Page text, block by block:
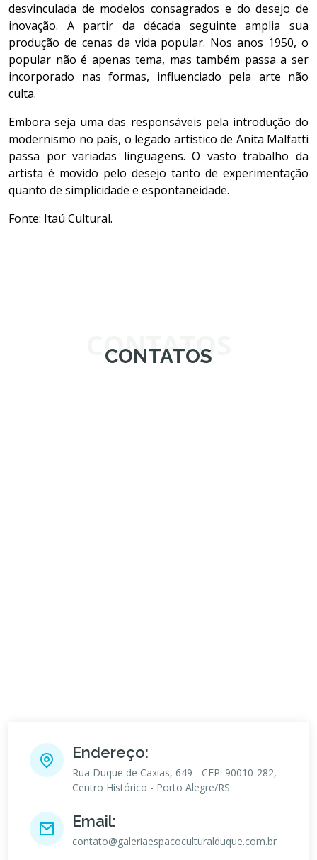
desvinculada de modelos consagrados e do desejo de
inovação. A partir da década seguinte amplia sua
produção de cenas da vida popular. Nos anos 1950, o
popular não é apenas tema, mas também passa a ser
incorporado nas formas, influenciado pela arte não
culta.
Embora seja uma das responsáveis pela introdução do
modernismo no país, o legado artístico de Anita Malfatti
passa por variadas linguagens. O vasto trabalho da
artista é movido pelo desejo tanto de experimentação
quanto de simplicidade e espontaneidade.
Fonte: Itaú Cultural.
CONTATOS
CONTATOS
Endereço:
Rua Duque de Caxias, 649 - CEP: 90010-282,
Centro Histórico - Porto Alegre/RS
Email:
contato@galeriaespacoculturalduque.com.br